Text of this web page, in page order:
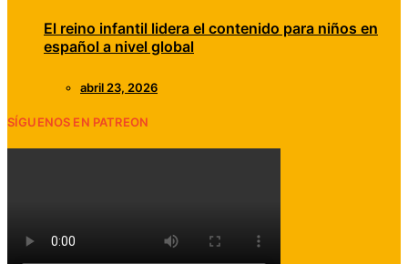
El reino infantil lidera el contenido para niños en
español a nivel global
abril 23, 2026
SÍGUENOS EN PATREON